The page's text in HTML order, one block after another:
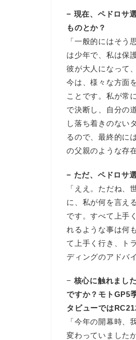
− 現在、ペドロサ
ものとか？
「一般的にはそ
は少年で、私は保
彼が大人になって
今は、様々な方面
ことです。私が常
で決断し、自分の
し落ち着きのない
るので、最終的に
の父親のような存
− ただ、ペドロサ
「ええ。ただね
に、私が何を言え
です。すべて上手
れるような事は何
て上手く行き、ト
ディングのアドバ
− 核心に触れまし
ですか？モトGP5
タビューでは
「今年の開幕時
変わっていました